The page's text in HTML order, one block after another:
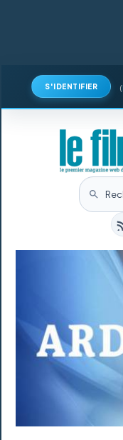
S'IDENTIFIER (